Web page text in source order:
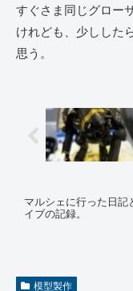
すぐさま同じグロー
けれども、少しした
思う。
マルシェに行った日記
イブの記録。
模型製作